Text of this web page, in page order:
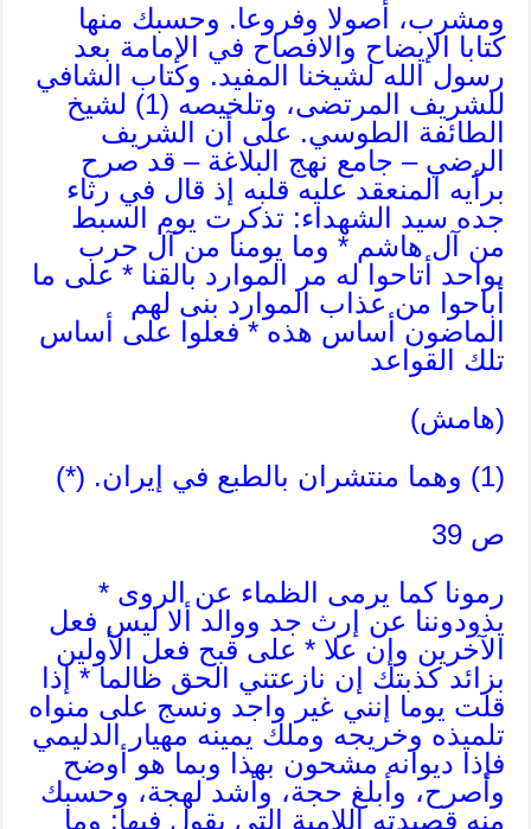
ومشرب، أصولا وفروعا. وحسبك منها
كتابا الإيضاح والافصاح في الإمامة بعد
رسول الله لشيخنا المفيد. وكتاب الشافي
للشريف المرتضى، وتلخيصه (1) لشيخ
الطائفة الطوسي. على أن الشريف
الرضي – جامع نهج البلاغة – قد صرح
برأيه المنعقد عليه قلبه إذ قال في رثاء
جده سيد الشهداء: تذكرت يوم السبط
من آل هاشم * وما يومنا من آل حرب
بواحد أتاحوا له مر الموارد بالقنا * على ما
أباحوا من عذاب الموارد بنى لهم
الماضون أساس هذه * فعلوا على أساس
تلك القواعد
(هامش)
(1) وهما منتشران بالطبع في إيران. (*)
ص 39
رمونا كما يرمى الظماء عن الروى *
يذودوننا عن إرث جد ووالد ألا ليس فعل
الآخرين وإن علا * على قبح فعل الأولين
بزائد كذبتك إن نازعتني الحق ظالما * إذا
قلت يوما إنني غير واجد ونسج على منواه
تلميذه وخريجه وملك يمينه مهيار الدليمي
فإذا ديوانه مشحون بهذا وبما هو أوضح
وأصرح، وأبلغ حجة، وأشد لهجة، وحسبك
منه قصيدته اللامية التي يقول فيها: وما